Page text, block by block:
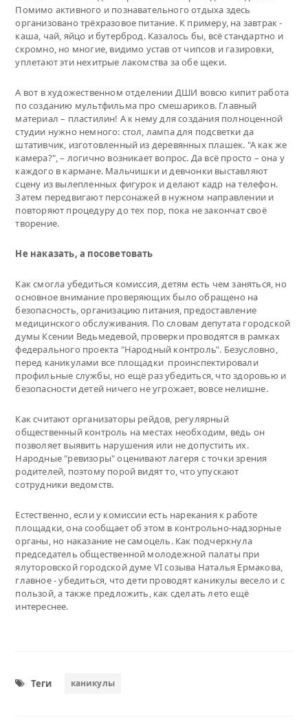
Помимо активного и познавательного отдыха здесь
организовано трёхразовое питание. К примеру, на завтрак -
каша, чай, яйцо и бутерброд. Казалось бы, всё стандартно и
скромно, но многие, видимо устав от чипсов и газировки,
уплетают эти нехитрые лакомства за обе щеки.
А вот в художественном отделении ДШИ вовсю кипит работа
по созданию мультфильма про смешариков. Главный
материал – пластилин! А к нему для создания полноценной
студии нужно немного: стол, лампа для подсветки да
штативчик, изготовленный из деревянных плашек. "А как же
камера?", – логично возникает вопрос. Да всё просто – она у
каждого в кармане. Мальчишки и девчонки выставляют
сцену из вылепленных фигурок и делают кадр на телефон.
Затем передвигают персонажей в нужном направлении и
повторяют процедуру до тех пор, пока не закончат своё
творение.
Не наказать, а посоветовать
Как смогла убедиться комиссия, детям есть чем заняться, но
основное внимание проверяющих было обращено на
безопасность, организацию питания, предоставление
медицинского обслуживания. По словам депутата городской
думы Ксении Ведьмедевой, проверки проводятся в рамках
федерального проекта "Народный контроль". Безусловно,
перед каникулами все площадки проинспектировали
профильные службы, но ещё раз убедиться, что здоровью и
безопасности детей ничего не угрожает, вовсе нелишне.
Как считают организаторы рейдов, регулярный
общественный контроль на местах необходим, ведь он
позволяет выявить нарушения или не допустить их.
Народные "ревизоры" оценивают лагеря с точки зрения
родителей, поэтому порой видят то, что упускают
сотрудники ведомств.
Естественно, если у комиссии есть нарекания к работе
площадки, она сообщает об этом в контрольно-надзорные
органы, но наказание не самоцель. Как подчеркнула
председатель общественной молодежной палаты при
ялуторовской городской думе VI созыва Наталья Ермакова,
главное - убедиться, что дети проводят каникулы весело и с
пользой, а также предложить, как сделать лето ещё
интереснее.
Теги каникулы